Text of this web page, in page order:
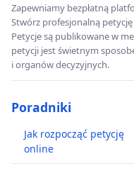
Zapewniamy bezpłatną
Stwórz profesjonalną
Petycje są publikowane w
petycji jest świetnym
i organów decyzyjnych.
Poradniki
Jak rozpocząć petycję
online